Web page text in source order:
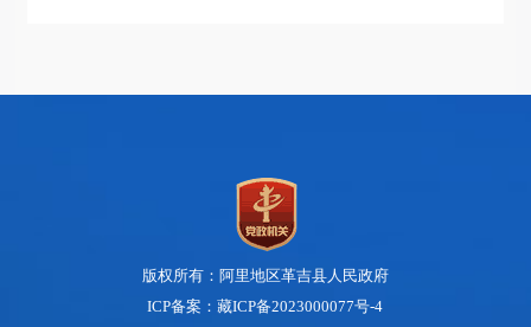
版权所有：阿里地区革吉县人民政府
ICP备案：藏ICP备2023000077号-4